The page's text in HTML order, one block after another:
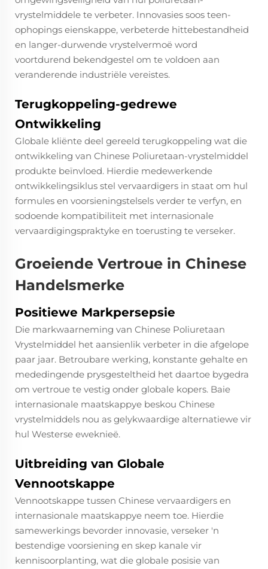
vrystelmiddele te verbeter. Innovasies soos teen-
ophopings eienskappe, verbeterde hittebestandheid
en langer-durwende vrystelvermoë word
voortdurend bekendgestel om te voldoen aan
veranderende industriële vereistes.
Terugkoppeling-gedrewe
Ontwikkeling
Globale kliënte deel gereeld terugkoppeling wat die
ontwikkeling van Chinese Poliuretaan-vrystelmiddel
produkte beïnvloed. Hierdie medewerkende
ontwikkelingsiklus stel vervaardigers in staat om hul
formules en voorsieningstelsels verder te verfyn, en
sodoende kompatibiliteit met internasionale
vervaardigingspraktyke en toerusting te verseker.
Groeiende Vertroue in Chinese
Handelsmerke
Positiewe Markpersepsie
Die markwaarneming van Chinese Poliuretaan
Vrystelmiddel het aansienlik verbeter in die afgelope
paar jaar. Betroubare werking, konstante gehalte en
mededingende prysgesteltheid het daartoe bygedra
om vertroue te vestig onder globale kopers. Baie
internasionale maatskappye beskou Chinese
vrystelmiddels nou as gelykwaardige alternatiewe vir
hul Westerse eweknieë.
Uitbreiding van Globale
Vennootskappe
Vennootskappe tussen Chinese vervaardigers en
internasionale maatskappye neem toe. Hierdie
samewerkings bevorder innovasie, verseker 'n
bestendige voorsiening en skep kanale vir
kennisoorplanting, wat die globale posisie van